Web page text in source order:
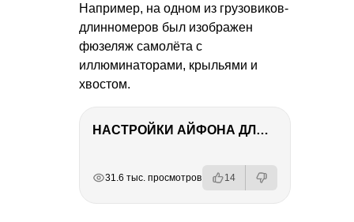
Например, на одном из грузовиков-
длинномеров был изображен
фюзеляж самолёта с
иллюминаторами, крыльями и
хвостом.
НАСТРОЙКИ АЙФОНА ДЛЯ ФОТО И ВИДЕО
31.6 тыс. просмотров 14